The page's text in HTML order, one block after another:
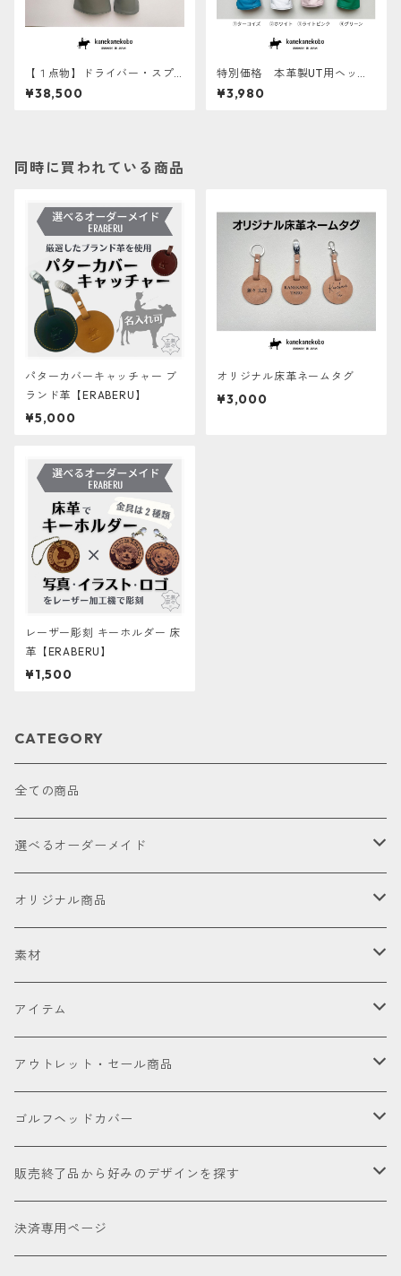
【１点物】ドライバー・スプ
ーン用ヘッドカバー『DRIVE
R・SPOON』 防水加工羊
¥38,500
特別価格 本革製UT用ヘッド
カバー【名入れ＆ナンバータ
グ】
¥3,980
同時に買われている商品
パターカバーキャッチャー ブ
ランド革【ERABERU】
¥5,000
オリジナル床革ネームタグ
¥3,000
レーザー彫刻 キーホルダー 床
革【ERABERU】
¥1,500
CATEGORY
全ての商品
選べるオーダーメイド
お試し
オリジナル商品
セット販売品
ドライバー
フェアウェイウッド
ユーティリティー
パター
素材
皮革（本革・合成）
国内製高級本革
海外製高級本革
国産織物
金華山（ジャガードパイル）
帆布
アイテム
ゴルフヘッドカバー
ドライバー
ミニドライバー
ゴルフクラブ
ウェッジ
パター
アクセサリー
パターカバーキャッチャー
ケアグッズ
アウトレット・セール商品
アウトレット商品
セール品会場
ゴルフヘッドカバー
お試し
販売終了品から好みのデザインを探す
色で探す
決済専用ページ